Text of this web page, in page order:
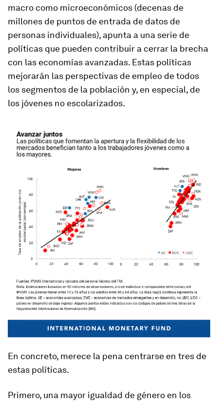
macro como microeconómicos (decenas de
millones de puntos de entrada de datos de
personas individuales), apunta a una serie de
políticas que pueden contribuir a cerrar la brecha
con las economías avanzadas. Estas políticas
mejorarán las perspectivas de empleo de todos
los segmentos de la población y, en especial, de
los jóvenes no escolarizados.
En concreto, merece la pena centrarse en tres de
estas políticas.
Primero, una mayor igualdad de género en los